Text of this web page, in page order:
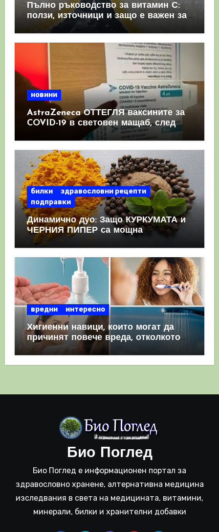
Пълно ръководство за витамин С:
ползи, източници и защо е важен за
имунната система
новини
AstraZeneca ОТТЕГЛЯ ваксините за
COVID-19 в световен мащаб, след
като призна, че те причиняват
КРЪВНИ съсиреци
билки
здравословни рецепти
подправки
Динамично дуо: Защо КУРКУМАТА и
ЧЕРНИЯ ПИПЕР са мощна
комбинация
вредни интересно
Хигиенни навици, които могат да
причинят повече вреда, отколкото
полза
Био Поглед
Био Поглед е информационен портал за
здравословно хранене, алтернативна медицина
изследвания в света на медицината, витамини,
минерали, билки и хранителни добавки